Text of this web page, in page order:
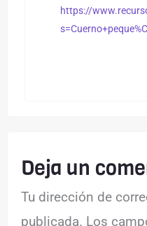
https://
Deja un
Tu dirección de
publicada. Los